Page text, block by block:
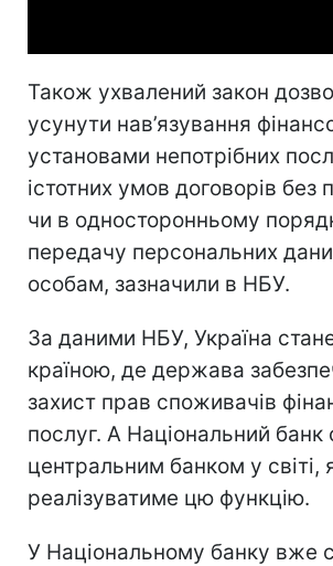
Також ухвалений закон
усунути нав’язування
установами непотрібних
істотних умов договорів
чи в односторонньому
передачу персональних
особам, зазначили в НБУ.
За даними НБУ, Україна
країною, де держава
захист прав споживачів
послуг. А Національний банк
центральним банком у світі,
реалізуватиме цю функцію.
У Національному банку вже